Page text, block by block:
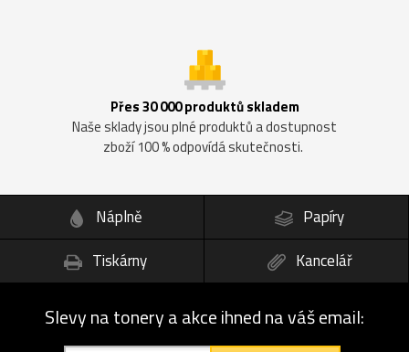
Přes 30 000 produktů skladem
Naše sklady jsou plné produktů a dostupnost
zboží 100 % odpovídá skutečnosti.
Náplně
Papíry
Tiskárny
Kancelář
Slevy na tonery a akce ihned na váš email: